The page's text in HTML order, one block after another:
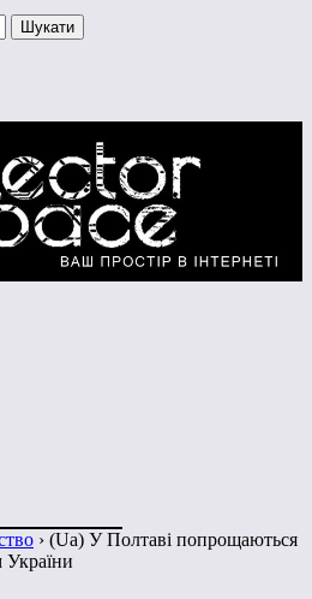
› (Ua) У Полтаві попрощаються
України